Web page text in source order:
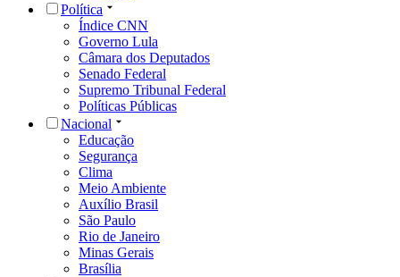
Política
Índice CNN
Governo Lula
Câmara dos Deputados
Senado Federal
Supremo Tribunal Federal
Políticas Públicas
Nacional
Educação
Segurança
Clima
Meio Ambiente
Auxílio Brasil
São Paulo
Rio de Janeiro
Minas Gerais
Brasília